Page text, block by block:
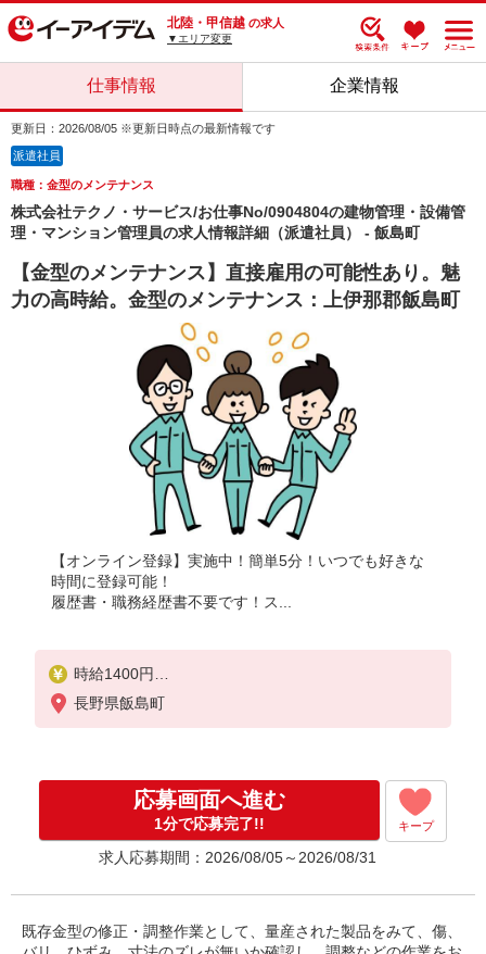
北陸・甲信越 の求人
▼エリア変更
仕事情報 企業情報
更新日：2026/08/05 ※更新日時点の最新情報です
派遣社員
職種：金型のメンテナンス
株式会社テクノ・サービス/お仕事No/0904804の建物管理・設備管
理・マンション管理員の求人情報詳細（派遣社員） - 飯島町
【金型のメンテナンス】直接雇用の可能性あり。魅
力の高時給。金型のメンテナンス：上伊那郡飯島町
【オンライン登録】実施中！簡単5分！いつでも好きな
時間に登録可能！
履歴書・職務経歴書不要です！ス...
時給1400円
月収例：308、000円（月収例21日実働残業代込）（
残業・休日出勤手当て等が含まれています）
長野県飯島町
応募画面へ進む
1分で応募完了!! キープ
求人応募期間：2026/08/05～2026/08/31
既存金型の修正・調整作業として、量産された製品をみて、傷、